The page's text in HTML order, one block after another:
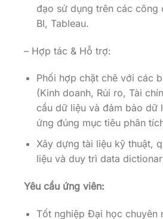
đạo sử dụng trên các công
BI, Tableau.
– Hợp tác & Hỗ trợ:
Phối hợp chặt chẽ với các
(Kinh doanh, Rủi ro, Tài
cầu dữ liệu và đảm bảo dữ
ứng đúng mục tiêu phân
Xây dựng tài liệu kỹ thuật,
liệu và duy trì data
Yêu cầu ứng viên:
Tốt nghiệp Đại học chuyên